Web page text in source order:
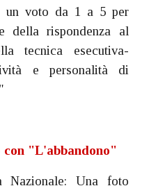
un voto da 1 a 5 per
della rispondenza al
tecnica esecutiva-
e personalità di
"L'abbandono"
Nazionale: Una foto